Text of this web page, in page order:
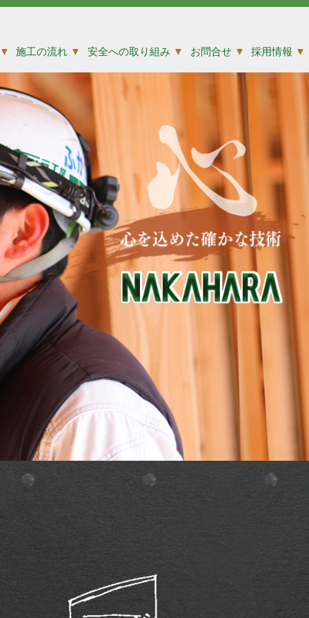
施工の流れ ▼ 安全への取り組み ▼ お問合せ ▼ 採用情報 ▼